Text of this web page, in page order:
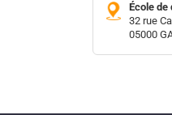
École de
32 rue
05000